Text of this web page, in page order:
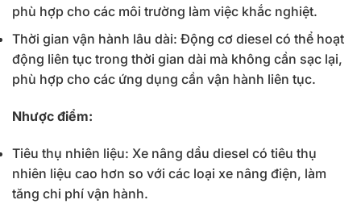
phù hợp cho các môi trường làm việc khắc nghiệt.
Thời gian vận hành lâu dài: Động cơ diesel có thể hoạt
động liên tục trong thời gian dài mà không cần sạc lại,
phù hợp cho các ứng dụng cần vận hành liên tục.
Nhược điểm:
Tiêu thụ nhiên liệu: Xe nâng dầu diesel có tiêu thụ
nhiên liệu cao hơn so với các loại xe nâng điện, làm
tăng chi phí vận hành.